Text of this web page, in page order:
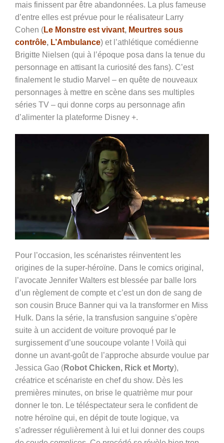
mais finissent par être abandonnées. La plus fameuse
d’entre elles est prévue pour le réalisateur Larry
Cohen (Le Monstre est vivant, Meurtres sous
contrôle, L’Ambulance) et l’athlétique comédienne
Brigitte Nielsen (qui à l’époque posa dans la tenue du
personnage en attisant la curiosité des fans). C’est
finalement le studio Marvel – en quête de nouveaux
personnages à mettre en scène dans ses multiples
séries TV – qui donne corps au personnage afin
d’alimenter la plateforme Disney +.
Pour l’occasion, les scénaristes réinventent les
origines de la super-héroïne. Dans le comics original,
l’avocate Jennifer Walters est blessée par balle lors
d’un règlement de compte et c’est un don de sang de
son cousin Bruce Banner qui va la transformer en Miss
Hulk. Dans la série, la transfusion sanguine s’opère
suite à un accident de voiture provoqué par le
surgissement d’une soucoupe volante ! Voilà qui
donne un avant-goût de l’approche absurde voulue par
Jessica Gao (Robot Chicken, Rick et Morty),
créatrice et scénariste en chef du show. Dès les
premières minutes, on brise le quatrième mur pour
donner le ton. Le téléspectateur sera le confident de
notre héroïne qui, en dépit de toute logique, va
s’adresser régulièrement à lui et lui donner des coups